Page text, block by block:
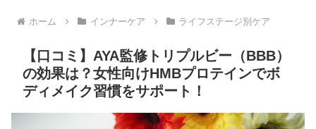
ホーム インナーケア ライフステージ別ケア
【口コミ】AYA監修トリプルビー（BBB）
の効果は？女性向けHMBプロテインでボ
ディメイク習慣をサポート！